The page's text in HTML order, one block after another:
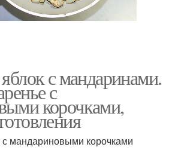
с мандаринами.
с
корочками,
с мандариновыми корочками